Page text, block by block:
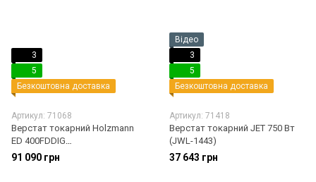
3
5
Безкоштовна доставка
Артикул: 71068
Верстат токарний Holzmann
ED 400FDDIG
(ED400FDDIG_230V)
91 090 грн
Відео
3
5
Безкоштовна доставка
Артикул: 71418
Верстат токарний JET 750 Вт
(JWL-1443)
37 643 грн